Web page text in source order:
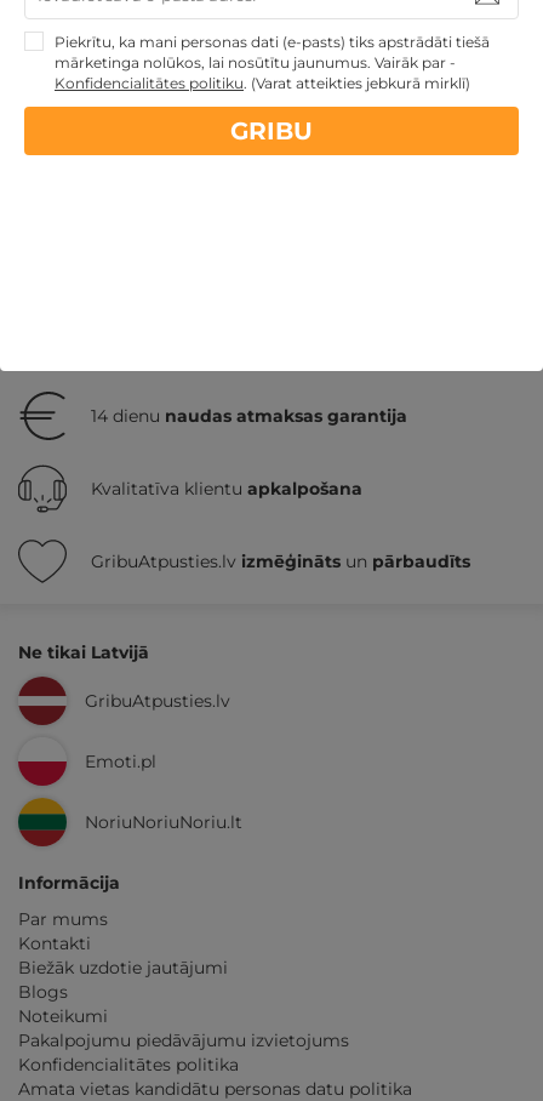
179€
Par 2 naktīm GRIBU
Atpūtai Valentīndienā
Atpūta Lieldienu brīvdienās
14 dienu naudas atmaksas garantija
Kvalitatīva klientu apkalpošana
GribuAtpusties.lv izmēģināts un pārbaudīts
Ne tikai Latvijā
GribuAtpusties.lv
Emoti.pl
NoriuNoriuNoriu.lt
Informācija
Par mums
Kontakti
Biežāk uzdotie jautājumi
Blogs
Noteikumi
Pakalpojumu piedāvājumu izvietojums
Konfidencialitātes politika
Amata vietas kandidātu personas datu politika
Piekrītu, ka mani personas dati (e-pasts) tiks apstrādāti tiešā
mārketinga nolūkos, lai nosūtītu jaunumus. Vairāk par -
Konfidencialitātes politiku. (Varat atteikties jebkurā mirklī)
GRIBU